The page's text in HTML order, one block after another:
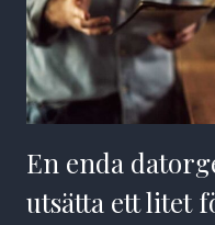
En enda
utsätta ett litet